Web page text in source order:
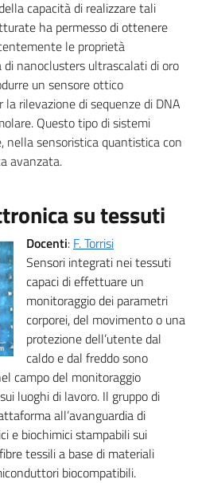
capacità di realizzare tali
ha permesso di ottenere
le proprietà
nanoclusters ultrascalati di oro
un sensore ottico
rilevazione di sequenze di DNA
Questo tipo di sistemi
nella sensoristica quantistica con
avanzata.
su tessuti
Docenti: F. Torrisi
Sensori integrati nei tessuti
capaci di effettuare un
monitoraggio dei parametri
corporei, del movimento o una
protezione dell’utente dal
caldo e dal freddo sono
campo del monitoraggio
luoghi di lavoro. Il gruppo di
all’avanguardia di
e biochimici stampabili sui
tessili a base di materiali
biocompatibili.